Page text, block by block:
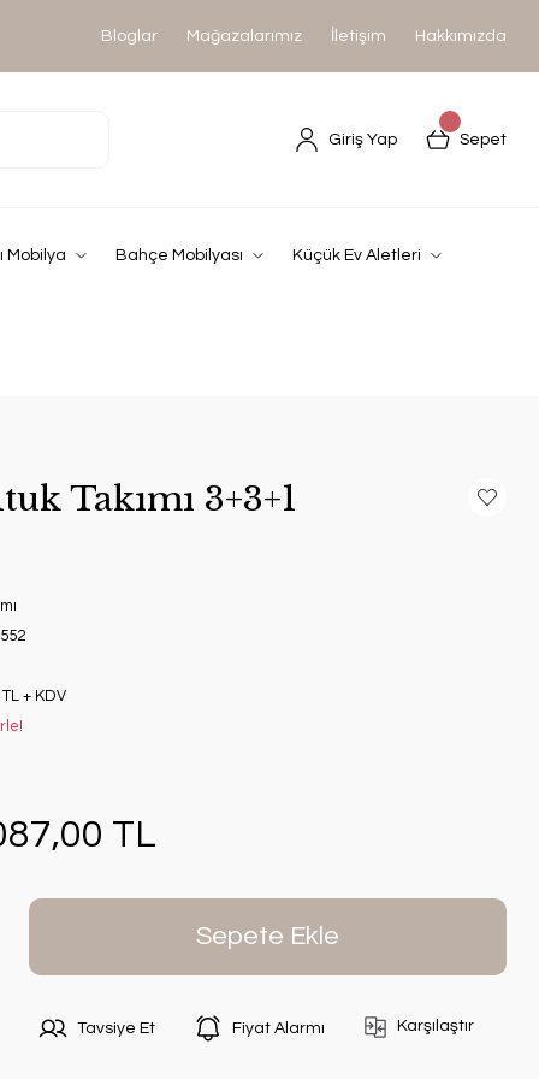
Bloglar Mağazalarımız İletişim Hakkımızda
Giriş Yap Sepet
Mobilya Bahçe Mobilyası Küçük Ev Aletleri
Takımı 3+3+1
+ KDV
TL
Sepete Ekle
Tavsiye Et Fiyat Alarmı Karşılaştır